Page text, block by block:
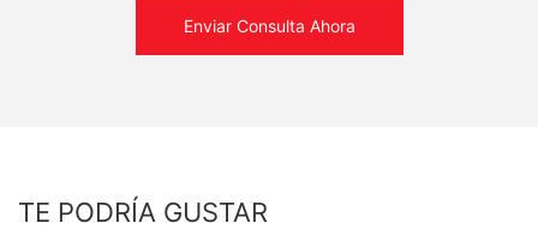
Enviar Consulta Ahora
TE PODRÍA GUSTAR